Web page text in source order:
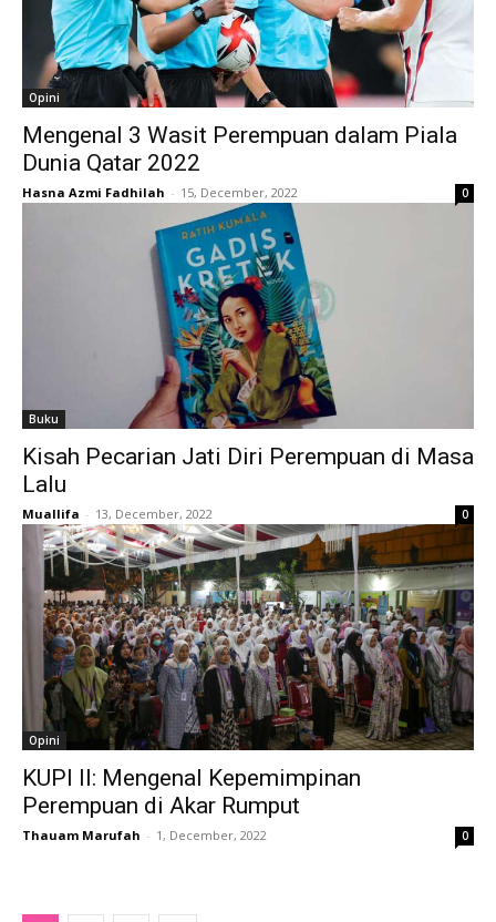
Opini
Mengenal 3 Wasit Perempuan dalam Piala
Dunia Qatar 2022
Hasna Azmi Fadhilah - 15, December, 2022 0
Buku
Kisah Pecarian Jati Diri Perempuan di Masa
Lalu
Muallifa - 13, December, 2022 0
Opini
KUPI II: Mengenal Kepemimpinan
Perempuan di Akar Rumput
Thauam Marufah - 1, December, 2022 0